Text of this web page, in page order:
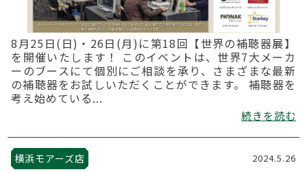
8月25日(日)・26日(月)に第18回【世界の補聴器展】
を開催いたします！ このイベントは、世界7大メーカ
ーのブースにて個別にご相談を承り、さまざまな最新
の補聴器をお試しいただくことができます。 補聴器を
考え始めている...
続きを読む
横浜モアーズ店 2024.5.26